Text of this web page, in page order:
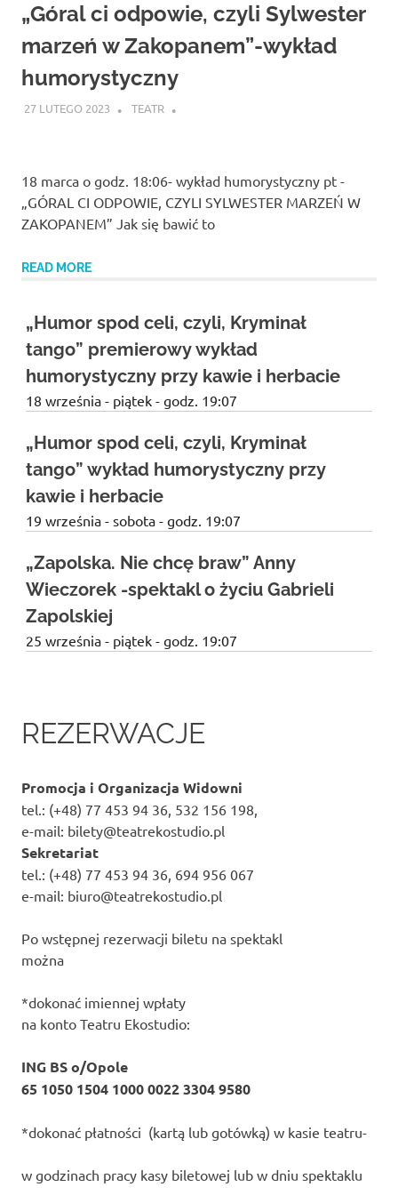
zaprasza
widzów
spektakle,
pokazy
„Góral ci odpowie, czyli Sylwester
marzeń w Zakopanem”-wykład
humorystyczny
27 LUTEGO 2023 TEATR
18 marca o godz. 18:06- wykład humorystyczny pt -
„GÓRAL CI ODPOWIE, CZYLI SYLWESTER MARZEŃ W
ZAKOPANEM” Jak się bawić to
READ MORE
„Humor spod celi, czyli, Kryminał
tango” premierowy wykład
humorystyczny przy kawie i herbacie
18 września - piątek - godz. 19:07
„Humor spod celi, czyli, Kryminał
tango” wykład humorystyczny przy
kawie i herbacie
19 września - sobota - godz. 19:07
„Zapolska. Nie chcę braw” Anny
Wieczorek -spektakl o życiu Gabrieli
Zapolskiej
25 września - piątek - godz. 19:07
REZERWACJE
Promocja i Organizacja Widowni
tel.: (+48) 77 453 94 36, 532 156 198,
e-mail: bilety@teatrekostudio.pl
Sekretariat
tel.: (+48) 77 453 94 36, 694 956 067
e-mail: biuro@teatrekostudio.pl
Po wstępnej rezerwacji biletu na spektakl
można
*dokonać imiennej wpłaty
na konto Teatru Ekostudio:
ING BS o/Opole
65 1050 1504 1000 0022 3304 9580
*dokonać płatności (kartą lub gotówką) w kasie teatru-
w godzinach pracy kasy biletowej lub w dniu spektaklu